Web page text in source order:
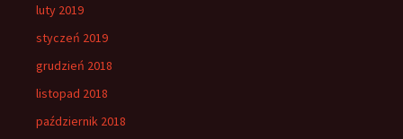
luty 2019
styczeń 2019
grudzień 2018
listopad 2018
październik 2018